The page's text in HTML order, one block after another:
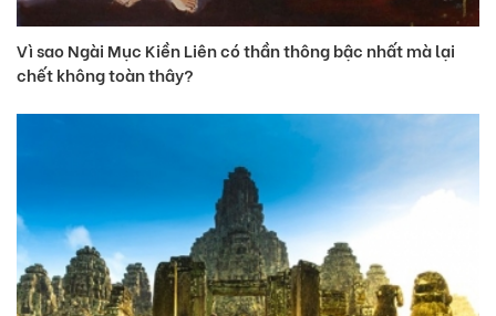
Vì sao Ngài Mục Kiền Liên có thần thông bậc nhất mà lại
chết không toàn thây?